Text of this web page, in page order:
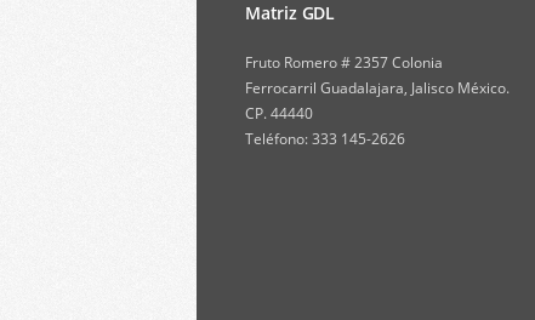
Matriz GDL
Fruto Romero # 2357 Colonia
Ferrocarril Guadalajara, Jalisco México.
CP. 44440
Teléfono: 333 145-2626